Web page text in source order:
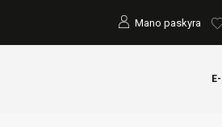
Mano paskyra